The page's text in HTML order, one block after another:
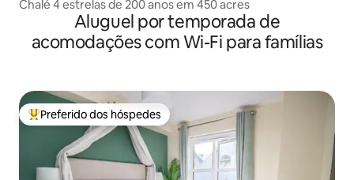
Chalé 4 estrelas de 200 anos em 450 acres
Aluguel por temporada de
acomodações com Wi-Fi para famílias
Entre os melhores preferidos dos hóspedes
Preferido dos hóspedes